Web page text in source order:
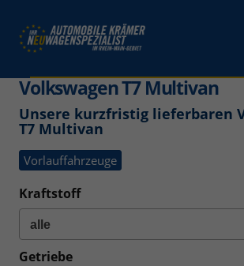
Volkswagen T7 Multivan
Unsere kurzfristig lieferbaren
T7 Multivan
Vorlauffahrzeuge
Kraftstoff
Getriebe